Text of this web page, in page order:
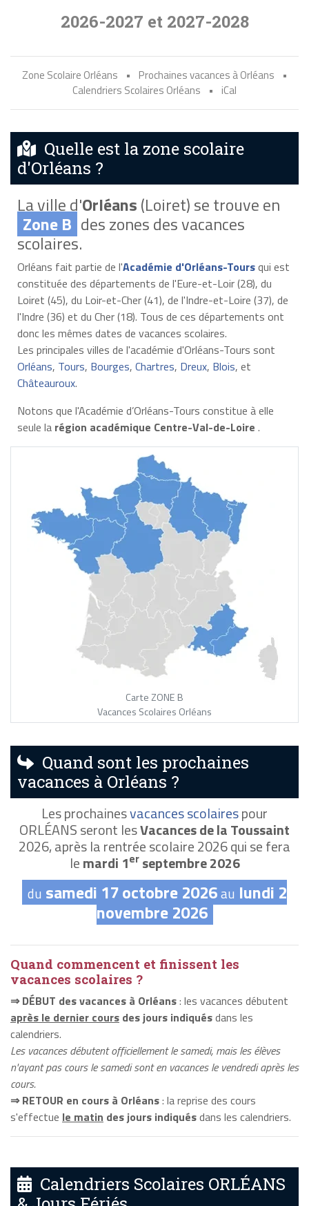
2026-2027 et 2027-2028
Zone Scolaire Orléans • Prochaines vacances à Orléans
•
Calendriers Scolaires Orléans
• iCal
Quelle est la zone scolaire
d'Orléans ?
La ville d'Orléans(Loiret) se trouve en
Zone B des zones des vacances
scolaires.
Orléans fait partie de l'Académie d'Orléans-Toursqui est
constituée des départements de l'Eure-et-Loir (28), du
Loiret (45), du Loir-et-Cher (41), de l'Indre-et-Loire (37), de
l'Indre (36) et du Cher (18). Tous de ces départements ont
donc les mêmes dates de vacances scolaires.
Les principales villes de l'académie d'Orléans-Tours sont
Orléans, Tours, Bourges, Chartres, Dreux, Blois, et
Châteauroux.
Notons que l'Académie d’Orléans-Tours constitue à elle
seule la région académique Centre-Val-de-Loire .
Carte ZONE B
Vacances Scolaires Orléans
Quand sont les prochaines
vacances à Orléans ?
Les prochainesvacances scolairespour
ORLÉANS seront lesVacances de la Toussaint
2026, après la rentrée scolaire 2026 qui se fera
lemardi 1erseptembre 2026
du samedi 17 octobre 2026au lundi 2
novembre 2026
Quand commencent et finissent les
vacances scolaires ?
⇒ DÉBUT des vacances à Orléans: les vacances débutent
après le dernier cours des jours indiquésdans les
calendriers.
Les vacances débutent officiellement le samedi, mais les élèves
n'ayant pas cours le samedi sont en vacances le vendredi après les
cours.
⇒ RETOUR en cours à Orléans: la reprise des cours
s'effectue le matin des jours indiquésdans les calendriers.
Calendriers Scolaires ORLÉANS